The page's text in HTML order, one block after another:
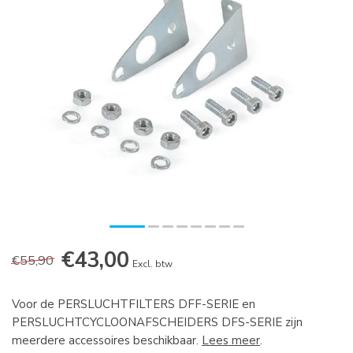
€55,90 €43,00 Excl. btw
Voor de PERSLUCHTFILTERS DFF-SERIE en
PERSLUCHTCYCLOONAFSCHEIDERS DFS-SERIE zijn
meerdere accessoires beschikbaar. Lees meer.